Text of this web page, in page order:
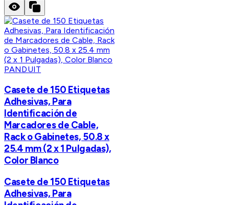
PANDUIT
Casete de 150 Etiquetas
Adhesivas, Para
Identificación de
Marcadores de Cable,
Rack o Gabinetes, 50.8 x
25.4 mm (2 x 1 Pulgadas),
Color Blanco
Casete de 150 Etiquetas
Adhesivas, Para